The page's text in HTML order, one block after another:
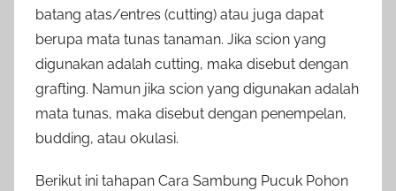
batang atas/entres (cutting) atau juga dapat
berupa mata tunas tanaman. Jika scion yang
digunakan adalah cutting, maka disebut dengan
grafting. Namun jika scion yang digunakan adalah
mata tunas, maka disebut dengan penempelan,
budding, atau okulasi.
Berikut ini tahapan Cara Sambung Pucuk Pohon